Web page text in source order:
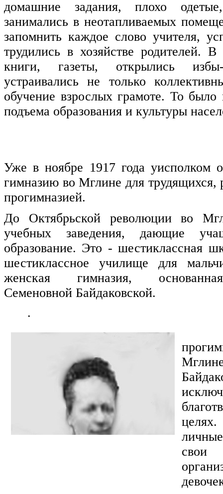
домашние задания, плохо
занимались в неотапливаемых
запомнить каждое слово учителя,
трудились в хозяйстве родителей. В
книги, газеты, открылись
устраивались не только
обучение взрослых грамоте. То было
подъема образования и культуры
Уже в ноябре 1917 года уисполком
гимназию во Мглине для трудящихся,
прогимназией.
До Октябрьской революции во
учебных заведения, дающие
образование. Это - шестиклассная
шестиклассное училище для
женская гимназия,
Семеновной Байдаковской.
.